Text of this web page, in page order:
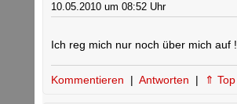
10.05.2010 um 08:52 Uhr
Ich reg mich nur noch über mich auf !
Kommentieren | Antworten | ⇑ Top